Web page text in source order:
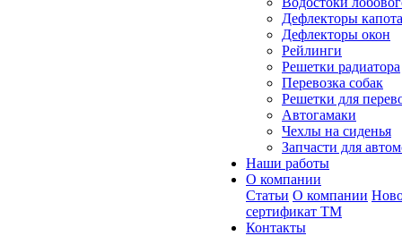
Дефлекторы капота
Дефлекторы окон
Рейлинги
Решетки радиатора
Перевозка собак
Решетки для
Автогамаки
Чехлы на сиденья
Запчасти для
Наши работы
О компании
Статьи О компании
сертификат ТМ
Контакты